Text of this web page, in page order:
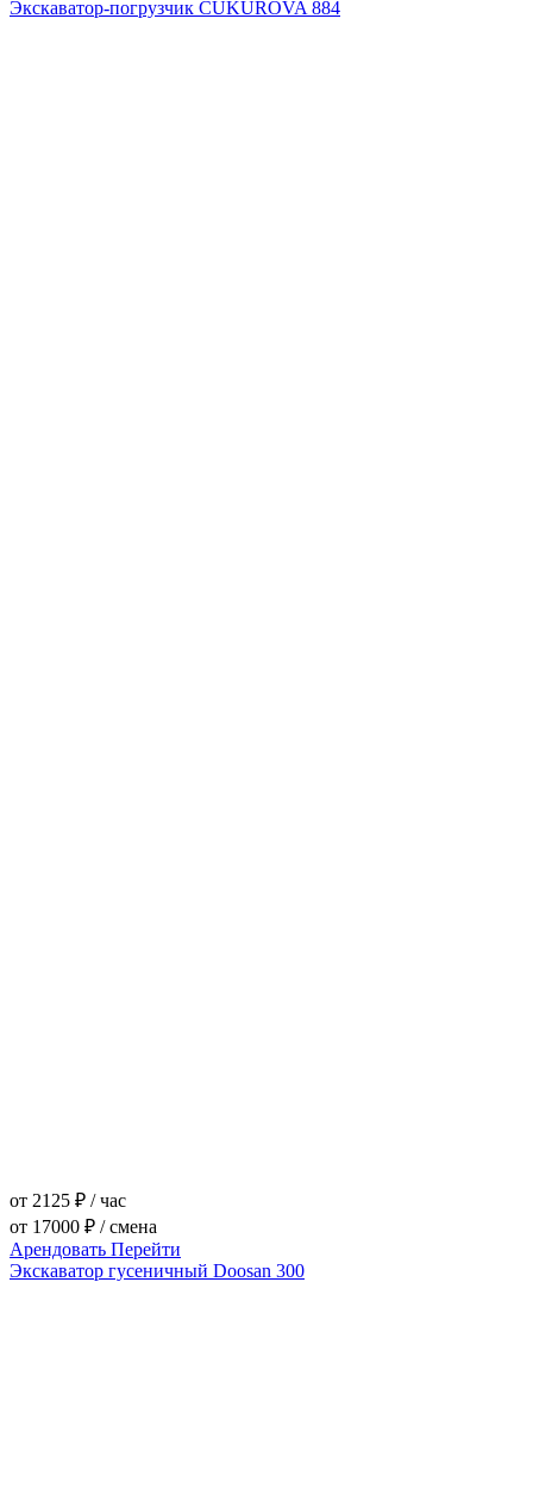
Экскаватор-погрузчик CUKUROVA 884
от 2125 ₽ / час
от 17000 ₽ / смена
Арендовать Перейти
Экскаватор гусеничный Doosan 300